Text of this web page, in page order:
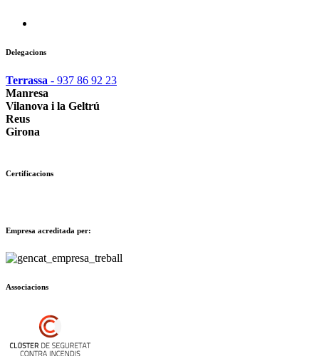
Delegacions
Terrassa - 937 86 92 23
Manresa
Vilanova i la Geltrú
Reus
Girona
Certificacions
Empresa acreditada per:
Associacions